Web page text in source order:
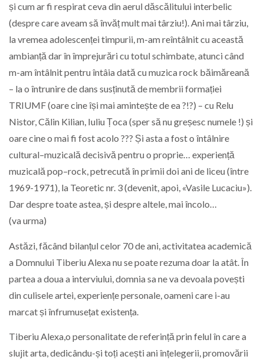
și cum ar fi respirat ceva din aerul dăscălitului interbelic
(despre care aveam să învăț mult mai târziu!). Ani mai târziu,
la vremea adolescenței timpurii, m-am reîntâlnit cu această
ambianță dar în împrejurări cu totul schimbate, atunci când
m-am întâlnit pentru întâia dată cu muzica rock băimăreană
– la o întrunire de dans susținută de membrii formației
TRIUMF (oare cine își mai amintește de ea ?!?) – cu Relu
Nistor, Călin Kilian, Iuliu Țoca (sper să nu greșesc numele !) și
oare cine o mai fi fost acolo ??? Și asta a fost o întâlnire
cultural–muzicală decisivă pentru o proprie… experiență
muzicală pop–rock, petrecută în primii doi ani de liceu (între
1969-1971), la Teoretic nr. 3 (devenit, apoi, «Vasile Lucaciu»).
Dar despre toate astea, și despre altele, mai încolo…
(va urma)
Astăzi, făcând bilanțul celor 70 de ani, activitatea academică
a Domnului Tiberiu Alexa nu se poate rezuma doar la atât. În
partea a doua a interviului, domnia sa ne va devoala povești
din culisele artei, experiențe personale, oameni care i-au
marcat și înfrumusețat existența.
Tiberiu Alexa,o personalitate de referință prin felul în care a
slujit arta, dedicându-și toți acești ani înțelegerii, promovării